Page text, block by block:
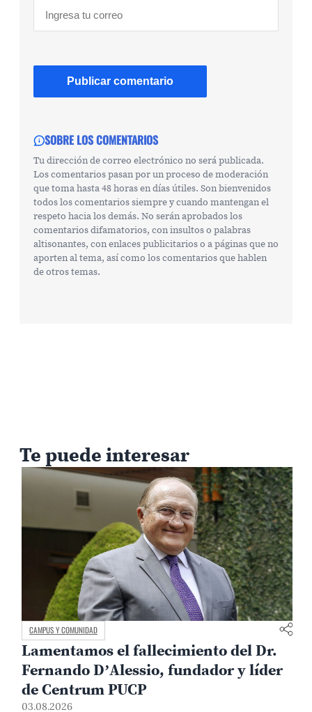
SOBRE LOS COMENTARIOS
Tu dirección de correo electrónico no será publicada.
Los comentarios pasan por un proceso de moderación
que toma hasta 48 horas en días útiles. Son bienvenidos
todos los comentarios siempre y cuando mantengan el
respeto hacia los demás. No serán aprobados los
comentarios difamatorios, con insultos o palabras
altisonantes, con enlaces publicitarios o a páginas que no
aporten al tema, así como los comentarios que hablen
de otros temas.
Te puede interesar
CAMPUS Y COMUNIDAD
Lamentamos el fallecimiento del Dr.
Fernando D’Alessio, fundador y líder
de Centrum PUCP
03.08.2026